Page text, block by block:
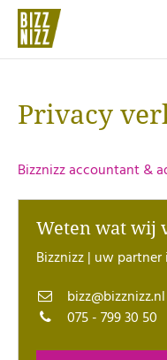
Privacy
Bizznizz accountant &
Weten wat wij
Bizznizz | uw partner
bizz@bizznizz.nl
075 - 799 30 50